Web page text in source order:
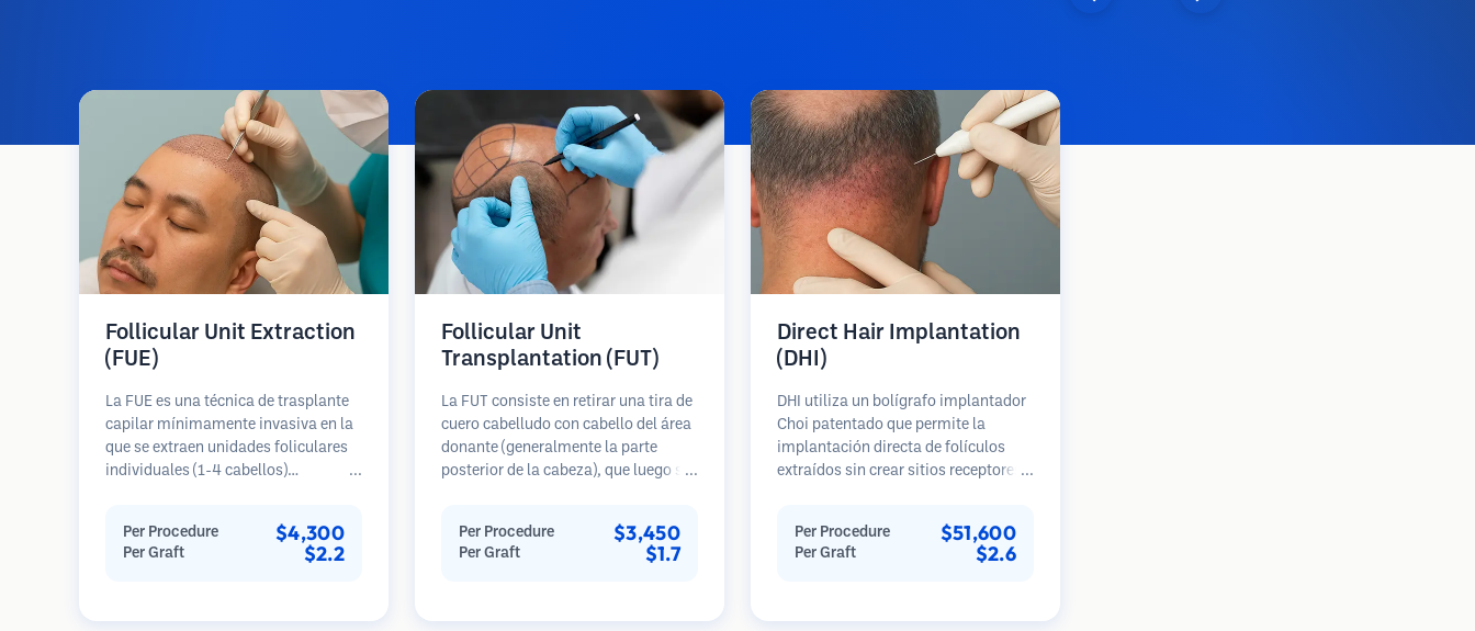
Follicular Unit Extraction
(FUE)
La FUE es una técnica de trasplante
capilar mínimamente invasiva en la
que se extraen unidades foliculares
individuales (1-4 cabellos)
1.0mm). Luego, los folículos se
implantan en las áreas receptoras de
Per Procedure $4,300
Per Graft $2.2
Follicular Unit
Transplantation (FUT)
La FUT consiste en retirar una tira de
cuero cabelludo con cabello del área
donante (generalmente la parte
posterior de la cabeza), que luego se
Estas unidades se trasplantan al
Per Procedure $3,450
Per Graft $1.7
Direct Hair Implantation
(DHI)
DHI utiliza un bolígrafo implantador
Choi patentado que permite la
implantación directa de folículos
extraídos sin crear sitios receptores
profundidad, dirección y ángulo de
Per Procedure $51,600
Per Graft $2.6